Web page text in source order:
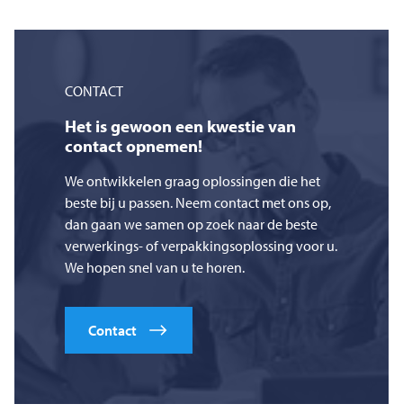
CONTACT
Het is gewoon een kwestie van
contact opnemen!
We ontwikkelen graag oplossingen die het
beste bij u passen. Neem contact met ons op,
dan gaan we samen op zoek naar de beste
verwerkings- of verpakkingsoplossing voor u.
We hopen snel van u te horen.
Contact